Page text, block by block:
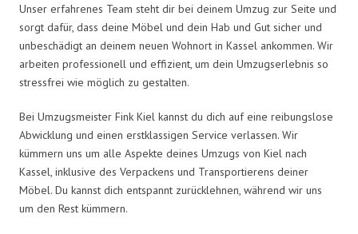
Unser erfahrenes Team steht dir bei deinem Umzug zur Seite und
sorgt dafür, dass deine Möbel und dein Hab und Gut sicher und
unbeschädigt an deinem neuen Wohnort in Kassel ankommen. Wir
arbeiten professionell und effizient, um dein Umzugserlebnis so
stressfrei wie möglich zu gestalten.
Bei Umzugsmeister Fink Kiel kannst du dich auf eine reibungslose
Abwicklung und einen erstklassigen Service verlassen. Wir
kümmern uns um alle Aspekte deines Umzugs von Kiel nach
Kassel, inklusive des Verpackens und Transportierens deiner
Möbel. Du kannst dich entspannt zurücklehnen, während wir uns
um den Rest kümmern.